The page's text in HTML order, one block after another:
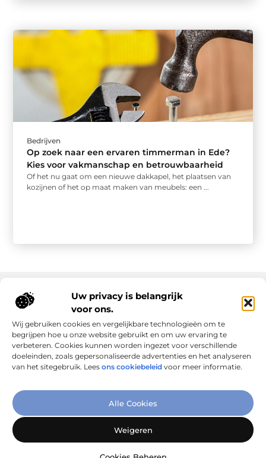
Uw privacy is belangrijk
voor ons.
Wij gebruiken cookies en vergelijkbare technologieën om te
begrijpen hoe u onze website gebruikt en om uw ervaring te
verbeteren. Cookies kunnen worden ingezet voor verschillende
doeleinden, zoals gepersonaliseerde advertenties en het analyseren
van het sitegebruik. Lees ons cookiebeleid voor meer informatie.
Alle Cookies
Weigeren
Bedrijven
Op zoek naar een ervaren timmerman in Ede?
Kies voor vakmanschap en betrouwbaarheid
Of het nu gaat om een nieuwe dakkapel, het plaatsen van
kozijnen of het op maat maken van meubels: een ...
Verbind Artikelen, Deel Inzichten
vandaag nog!
Onze informatie